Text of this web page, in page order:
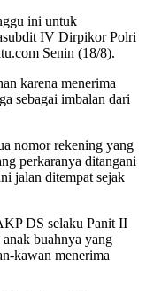
ini untuk
IV Dirpikor Polri
Senin (18/8).
karena menerima
sebagai imbalan dari
nomor rekening yang
perkaranya ditangani
jalan ditempat sejak
DS selaku Panit II
buahnya yang
kawan menerima